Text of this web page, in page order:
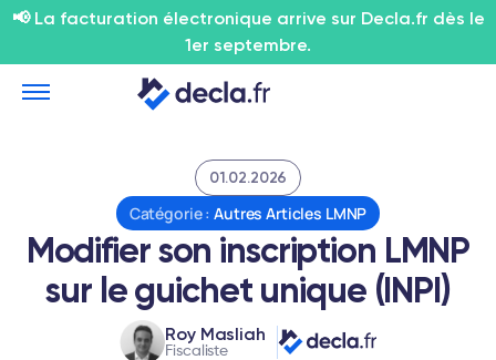
📢 La facturation électronique arrive sur Decla.fr dès le
1er septembre.
Catégorie :Autres Articles LMNP
01.02.2026
Modifier son inscription LMNP
sur le guichet unique (INPI)
Roy Masliah
Fiscaliste